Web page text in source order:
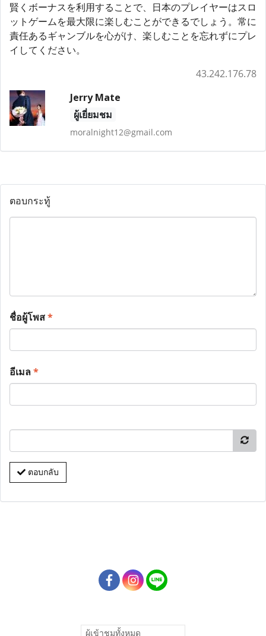
賢くボーナスを利用することで、日本のプレイヤーはスロ
ットゲームを最大限に楽しむことができるでしょう。常に
責任あるギャンブルを心がけ、楽しむことを忘れずにプレ
イしてください。
43.242.176.78
Jerry Mate
ผู้เยี่ยมชม
moralnight12@gmail.com
ตอบกระทู้
ชื่อผู้โพส*
อีเมล*
ตอบกลับ
ผู้เข้าชมวันนี้